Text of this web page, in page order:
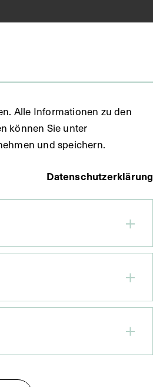
Alle Informationen zu den
können Sie unter
und speichern.
Datenschutzerklärung